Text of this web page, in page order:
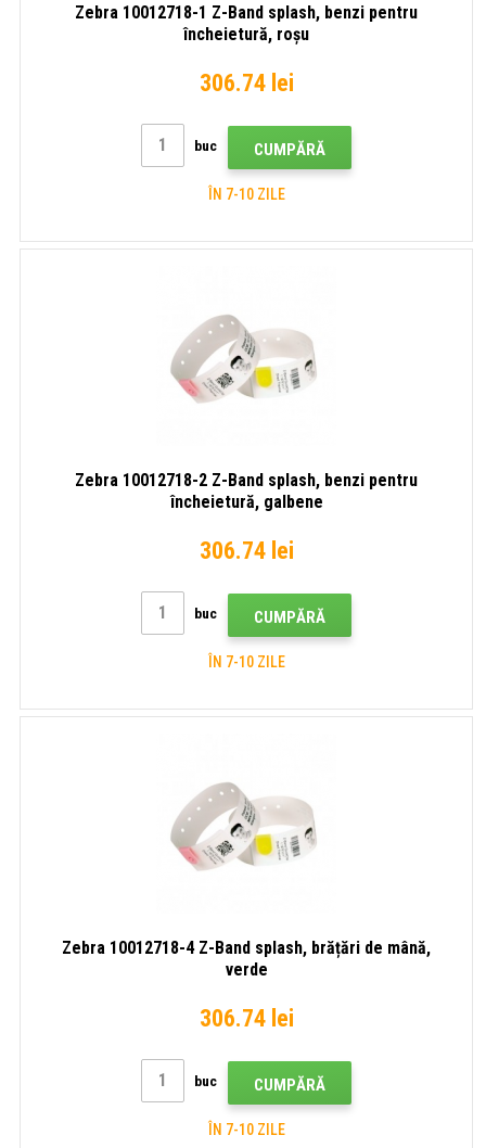
Zebra 10012718-1 Z-Band splash, benzi pentru
încheietură, roșu
306.74 lei
buc CUMPĂRĂ
ÎN 7-10 ZILE
Zebra 10012718-2 Z-Band splash, benzi pentru
încheietură, galbene
306.74 lei
buc CUMPĂRĂ
ÎN 7-10 ZILE
Zebra 10012718-4 Z-Band splash, brățări de mână,
verde
306.74 lei
buc CUMPĂRĂ
ÎN 7-10 ZILE